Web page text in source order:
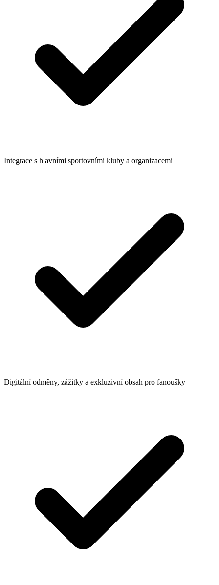
Integrace s hlavními sportovními kluby a organizacemi
Digitální odměny, zážitky a exkluzivní obsah pro fanoušky